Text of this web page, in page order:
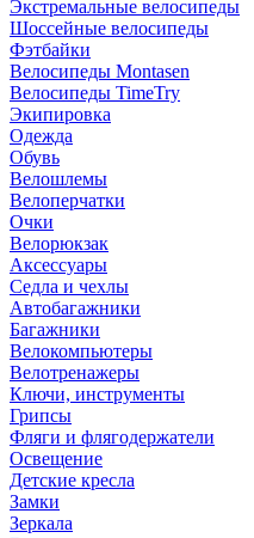
Экстремальные велосипеды
Шоссейные велосипеды
Фэтбайки
Велосипеды Montasen
Велосипеды TimeTry
Экипировка
Одежда
Обувь
Велошлемы
Велоперчатки
Очки
Велорюкзак
Аксессуары
Седла и чехлы
Автобагажники
Багажники
Велокомпьютеры
Велотренажеры
Ключи, инструменты
Грипсы
Фляги и флягодержатели
Освещение
Детские кресла
Замки
Зеркала